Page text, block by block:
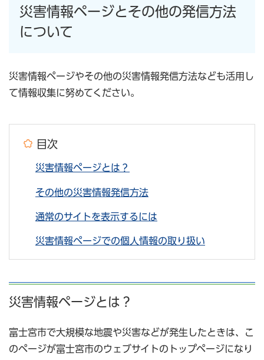
災害情報ページとその他の発信方法
について
災害情報ページやその他の災害情報発信方法なども活用し
て情報収集に努めてください。
目次
災害情報ページとは？
その他の災害情報発信方法
通常のサイトを表示するには
災害情報ページでの個人情報の取り扱い
災害情報ページとは？
富士宮市で大規模な地震や災害などが発生したときは、こ
のページが富士宮市のウェブサイトのトップページになり